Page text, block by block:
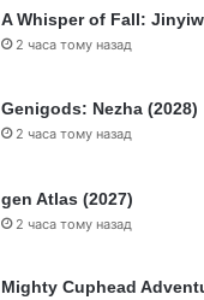
A Whisper of Fall:
2 часа тому назад
Genigods: Nezha (2028)
2 часа тому назад
gen Atlas (2027)
2 часа тому назад
Mighty Cuphead